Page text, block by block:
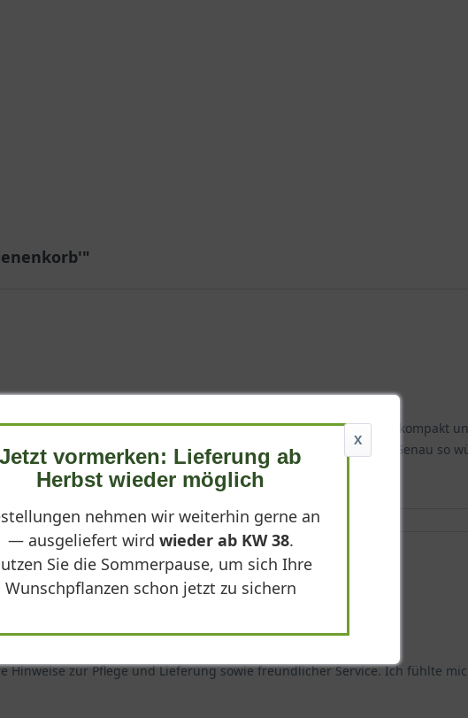
verspricht
freundlich Antwort. Und die Pflanze selbst? Wächst ruhig, bleibt kompakt
war sicher fixiert, nichts wackelte, nichts war gequetscht. Genau so
Hinweise zur Pflege und Lieferung sowie freundlicher Service. Ich fühlte
X
Jetzt vormerken: Lieferung ab
Herbst wieder möglich
nehmen wir weiterhin gerne an
— ausgeliefert wird wieder ab KW 38.
Sie die Sommerpause, um sich Ihre
Wunschpflanzen schon jetzt zu sichern